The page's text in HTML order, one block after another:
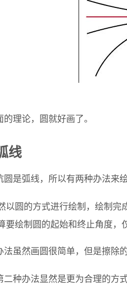
的理论，圆就好画了。
线
圆是弧线，所以有两种办法来
以圆的方式进行绘制，绘制完
要绘制圆的起始和终止角度，
法虽然画圆很简单，但是擦除
二种办法显然是更为合理的方式